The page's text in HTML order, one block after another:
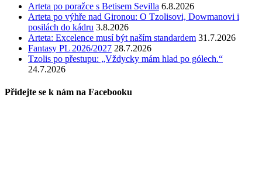
Arteta po poražce s Betisem Sevilla 6.8.2026
Arteta po výhře nad Gironou: O Tzolisovi, Dowmanovi i
posilách do kádru 3.8.2026
Arteta: Excelence musí být naším standardem 31.7.2026
Fantasy PL 2026/2027 28.7.2026
Tzolis po přestupu: „Vždycky mám hlad po gólech.“
24.7.2026
Přidejte se k nám na Facebooku